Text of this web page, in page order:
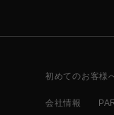
初めてのお客様
会社情報